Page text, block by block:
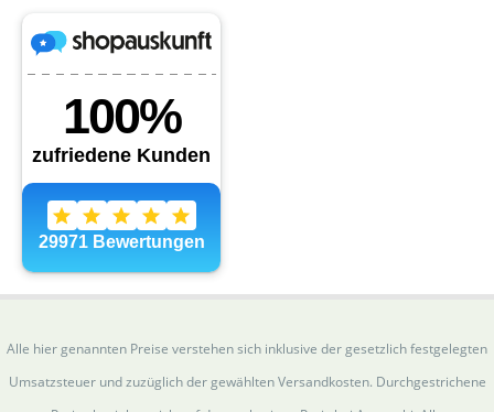
Alle hier genannten Preise verstehen sich inklusive der gesetzlich festgelegten
Umsatzsteuer und zuzüglich der gewählten Versandkosten. Durchgestrichene